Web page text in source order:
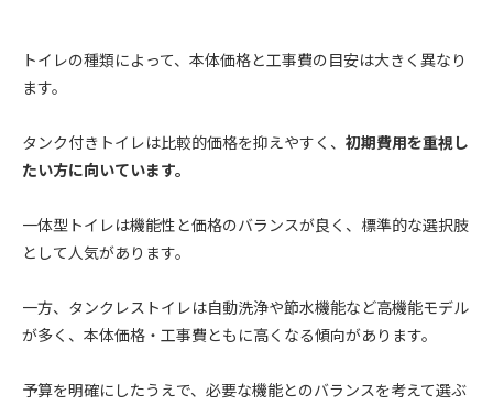
トイレの種類によって、本体価格と工事費の目安は大きく異なり
ます。
タンク付きトイレは比較的価格を抑えやすく、 初期費用を重視し
たい方に向いています。
一体型トイレは機能性と価格のバランスが良く、標準的な選択肢
として人気があります。
一方、タンクレストイレは自動洗浄や節水機能など高機能モデル
が多く、本体価格・工事費ともに高くなる傾向があります。
予算を明確にしたうえで、必要な機能とのバランスを考えて選ぶ